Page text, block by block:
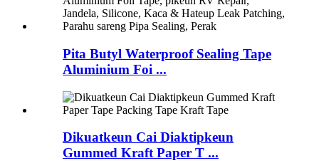
Pita Butyl Waterproof Sealing Tape
Aluminium Foi ...
Dikuatkeun Cai Diaktipkeun
Gummed Kraft Paper T ...